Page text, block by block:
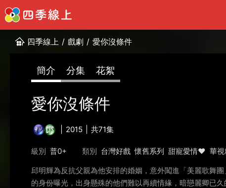
四季線上 / 戲劇 / 愛你沒條件
簡介 分集 花絮
愛你沒條件
2015 共71集
級別 普0+ 類別 台灣好戲 懷舊系列 甜寵愛情❤️ 華
邱明輝為反抗父親為他安排的婚姻，意外闖進「美麗歌舞
的身份曝光，出身懸殊的他們難以再續情緣，暗戀麗卿已